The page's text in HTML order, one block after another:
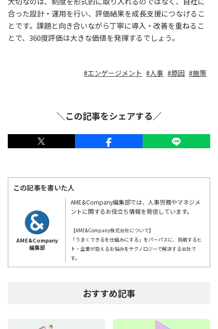
合った設計・運用を行い、評価結果を成長支援につなげるこ
とです。課題と向き合いながら丁寧に導入・改善を重ねるこ
とで、360度評価は大きな価値を発揮するでしょう。
エンゲージメント 人事 原因 施策
＼この記事をシェアする／
この記事を書いた人
AME&Company
編集部
AME&Company編集部では、人事労務やマネジメ
ントに関するお役立ち情報を発信しています。
【AME&Company株式会社について】
「うまくできるを仕組みにする」をパーパスに、挑戦するヒ
ト・企業が抱えるお悩みをテクノロジーで解決する会社で
す。
おすすめ記事